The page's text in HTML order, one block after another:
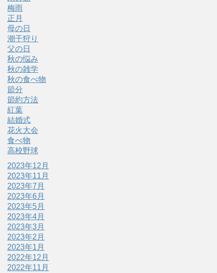
梅雨
正月
母の日
潮干狩り
父の日
秋の悩み
秋の雑学
秋の食べ物
節分
節約方法
紅葉
結婚式
花火大会
食べ物
高校野球
2023年12月
2023年11月
2023年7月
2023年6月
2023年5月
2023年4月
2023年3月
2023年2月
2023年1月
2022年12月
2022年11月